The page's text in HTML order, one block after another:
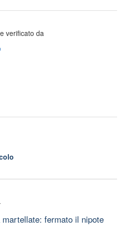
verificato da
fermato il nipote